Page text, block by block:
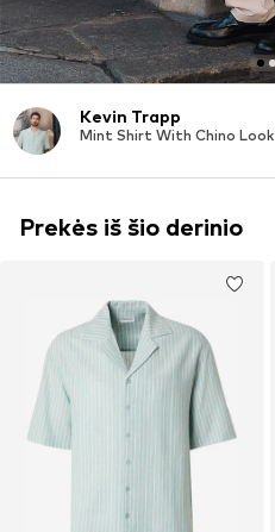
Kevin Trapp
Mint Shirt With Chino Look
Prekės iš šio derinio